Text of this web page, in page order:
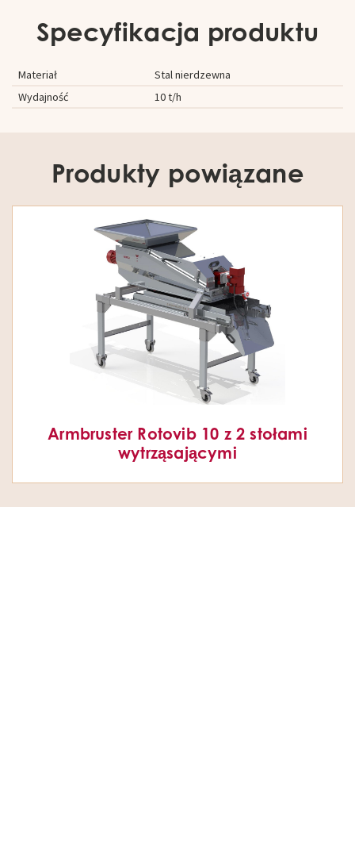
Specyfikacja produktu
Materiał
Stal nierdzewna
Wydajność
10 t/h
Produkty powiązane
Armbruster Rotovib 10 z 2 stołami
wytrząsającymi